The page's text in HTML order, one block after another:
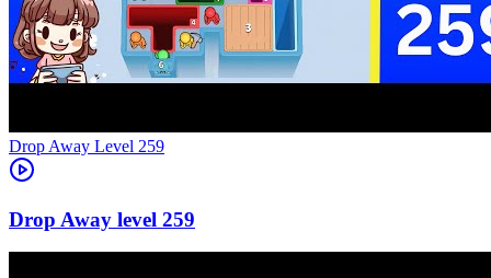
Level 259
259